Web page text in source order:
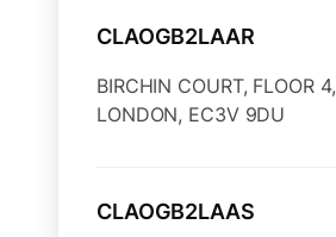
CLAOGB2LAAR
BIRCHIN COURT, FLOOR 4,
LONDON, EC3V 9DU
CLAOGB2LAAS